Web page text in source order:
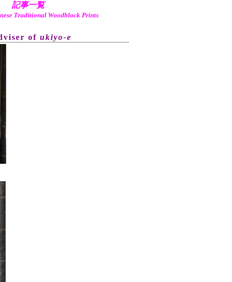
記事一覧
Traditional Woodblock Prints
of ukiyo-e